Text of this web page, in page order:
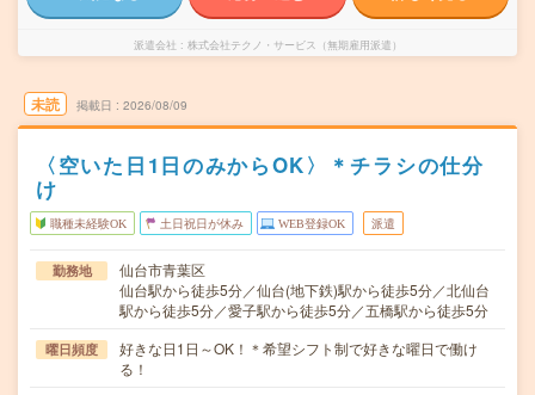
派遣会社 株式会社テクノ・サービス（無期雇用派遣）
未読 掲載日 2026/08/09
〈空いた日1日のみからOK〉＊チラシの仕分
け
職種未経験OK 土日祝日が休み WEB登録OK 派遣
勤務地
仙台市青葉区
仙台駅から徒歩5分／仙台(地下鉄)駅から徒歩5分／北仙台
駅から徒歩5分／愛子駅から徒歩5分／五橋駅から徒歩5分
曜日頻度
好きな日1日～OK！＊希望シフト制で好きな曜日で働け
る！